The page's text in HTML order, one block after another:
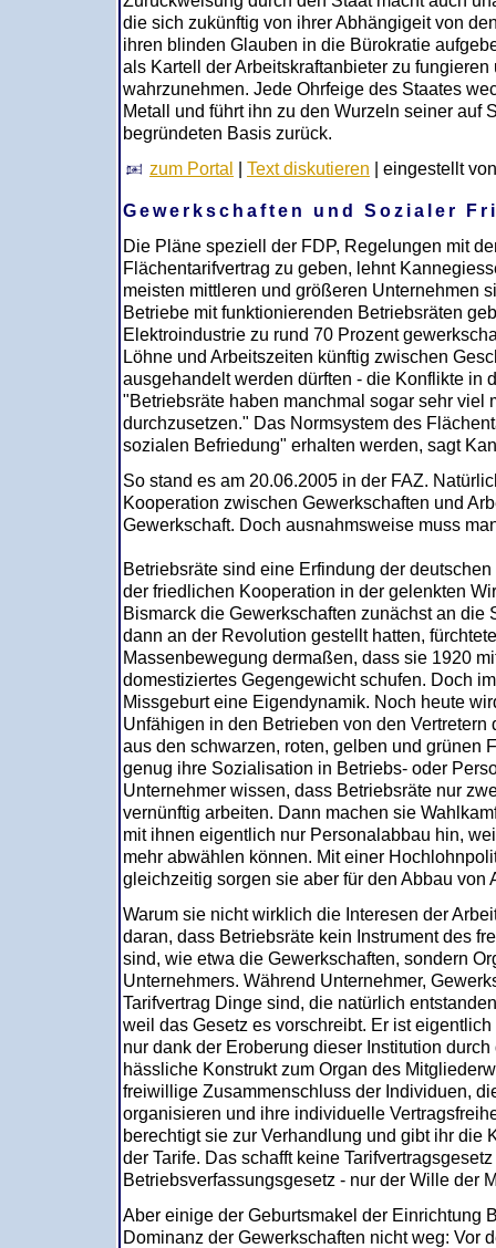
die sich zukünftig von ihrer Abhängigeit von
ihren blinden Glauben in die Bürokratie
als Kartell der Arbeitskraftanbieter zu
wahrzunehmen. Jede Ohrfeige des Staates
Metall und führt ihn zu den Wurzeln seiner auf
begründeten Basis zurück.
zum Portal | Text diskutieren | eingestellt
Gewerkschaften und Sozialer
Die Pläne speziell der FDP, Regelungen mit
Flächentarifvertrag zu geben, lehnt
meisten mittleren und größeren Unternehmen
Betriebe mit funktionierenden Betriebsräten
Elektroindustrie zu rund 70 Prozent
Löhne und Arbeitszeiten künftig zwischen
ausgehandelt werden dürften - die Konflikte in
"Betriebsräte haben manchmal sogar sehr viel
durchzusetzen." Das Normsystem des
sozialen Befriedung" erhalten werden, sagt
So stand es am 20.06.2005 in der FAZ.
Kooperation zwischen Gewerkschaften und
Gewerkschaft. Doch ausnahmsweise muss
Betriebsräte sind eine Erfindung der
der friedlichen Kooperation in der gelenkten
Bismarck die Gewerkschaften zunächst an die
dann an der Revolution gestellt hatten,
Massenbewegung dermaßen, dass sie 1920
domestiziertes Gegengewicht schufen. Doch
Missgeburt eine Eigendynamik. Noch heute
Unfähigen in den Betrieben von den
aus den schwarzen, roten, gelben und grünen
genug ihre Sozialisation in Betriebs- oder
Unternehmer wissen, dass Betriebsräte nur
vernünftig arbeiten. Dann machen sie
mit ihnen eigentlich nur Personalabbau hin,
mehr abwählen können. Mit einer
gleichzeitig sorgen sie aber für den Abbau von
Warum sie nicht wirklich die Interesen der
daran, dass Betriebsräte kein Instrument des
sind, wie etwa die Gewerkschaften, sondern
Unternehmers. Während Unternehmer,
Tarifvertrag Dinge sind, die natürlich
weil das Gesetz es vorschreibt. Er ist
nur dank der Eroberung dieser Institution
hässliche Konstrukt zum Organ des
freiwillige Zusammenschluss der Individuen,
organisieren und ihre individuelle
berechtigt sie zur Verhandlung und gibt ihr die
der Tarife. Das schafft keine
Betriebsverfassungsgesetz - nur der Wille der
Aber einige der Geburtsmakel der Einrichtung
Dominanz der Gewerkschaften nicht weg: Vor